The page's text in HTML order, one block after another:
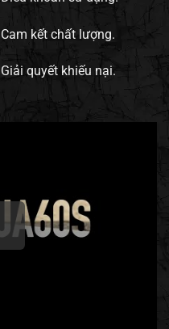
Cam kết chất lượng.
Giải quyết khiếu nại.